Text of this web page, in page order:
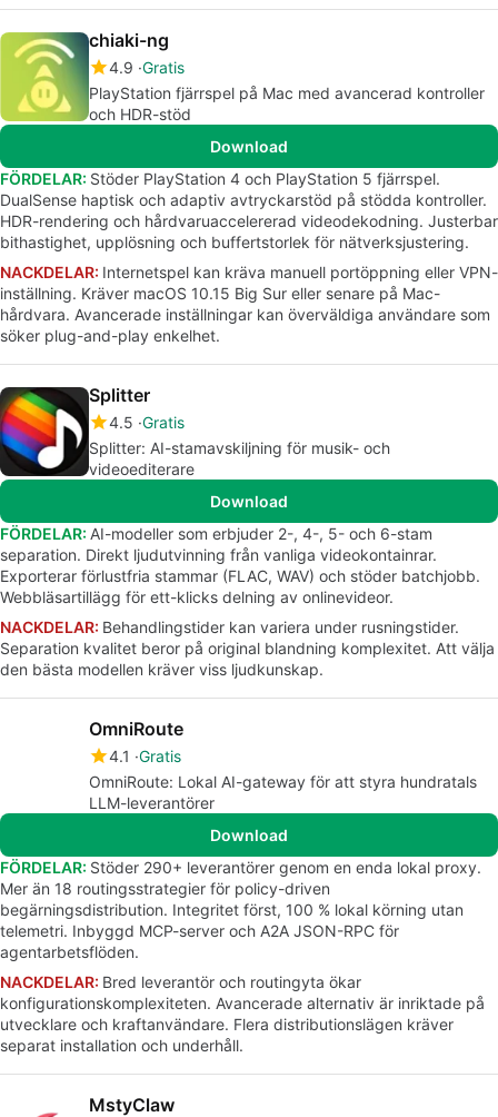
chiaki-ng
4.9 Gratis
PlayStation fjärrspel på Mac med avancerad kontroller
och HDR-stöd
Download
FÖRDELAR: Stöder PlayStation 4 och PlayStation 5 fjärrspel.
DualSense haptisk och adaptiv avtryckarstöd på stödda kontroller.
HDR-rendering och hårdvaruaccelererad videodekodning. Justerbar
bithastighet, upplösning och buffertstorlek för nätverksjustering.
NACKDELAR: Internetspel kan kräva manuell portöppning eller VPN-
inställning. Kräver macOS 10.15 Big Sur eller senare på Mac-
hårdvara. Avancerade inställningar kan överväldiga användare som
söker plug-and-play enkelhet.
Splitter
4.5 Gratis
Splitter: AI-stamavskiljning för musik- och
videoediterare
Download
FÖRDELAR: AI-modeller som erbjuder 2-, 4-, 5- och 6-stam
separation. Direkt ljudutvinning från vanliga videokontainrar.
Exporterar förlustfria stammar (FLAC, WAV) och stöder batchjobb.
Webbläsartillägg för ett-klicks delning av onlinevideor.
NACKDELAR: Behandlingstider kan variera under rusningstider.
Separation kvalitet beror på original blandning komplexitet. Att välja
den bästa modellen kräver viss ljudkunskap.
OmniRoute
4.1 Gratis
OmniRoute: Lokal AI-gateway för att styra hundratals
LLM-leverantörer
Download
FÖRDELAR: Stöder 290+ leverantörer genom en enda lokal proxy.
Mer än 18 routingsstrategier för policy-driven
begärningsdistribution. Integritet först, 100 % lokal körning utan
telemetri. Inbyggd MCP-server och A2A JSON-RPC för
agentarbetsflöden.
NACKDELAR: Bred leverantör och routingyta ökar
konfigurationskomplexiteten. Avancerade alternativ är inriktade på
utvecklare och kraftanvändare. Flera distributionslägen kräver
separat installation och underhåll.
MstyClaw